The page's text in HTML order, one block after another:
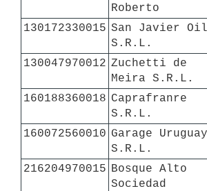
Roberto
130172330015 San Javier Oil
S.R.L.
130047970012 Zuchetti de
Meira S.R.L.
160188360018 Caprafranre
S.R.L.
160072560010 Garage Uruguay
S.R.L.
216204970015 Bosque Alto
Sociedad